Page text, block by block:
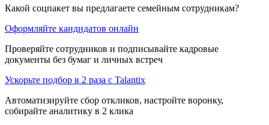
Какой соцпакет вы предлагаете семейным сотрудникам?
Оформляйте кандидатов онлайн
Проверяйте сотрудников и подписывайте кадровые
документы без бумаг и личных встреч
Ускорьте подбор в 2 раза с Talantix
Автоматизируйте сбор откликов, настройте воронку,
собирайте аналитику в 2 клика